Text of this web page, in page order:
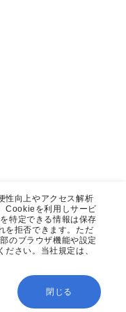
性向上やアクセス解析
Cookieを利用しサービ
特定できる情報は保存
を拒否できます。ただ
のブラウザ機能や設定
さい。当社規定は、
閉じる